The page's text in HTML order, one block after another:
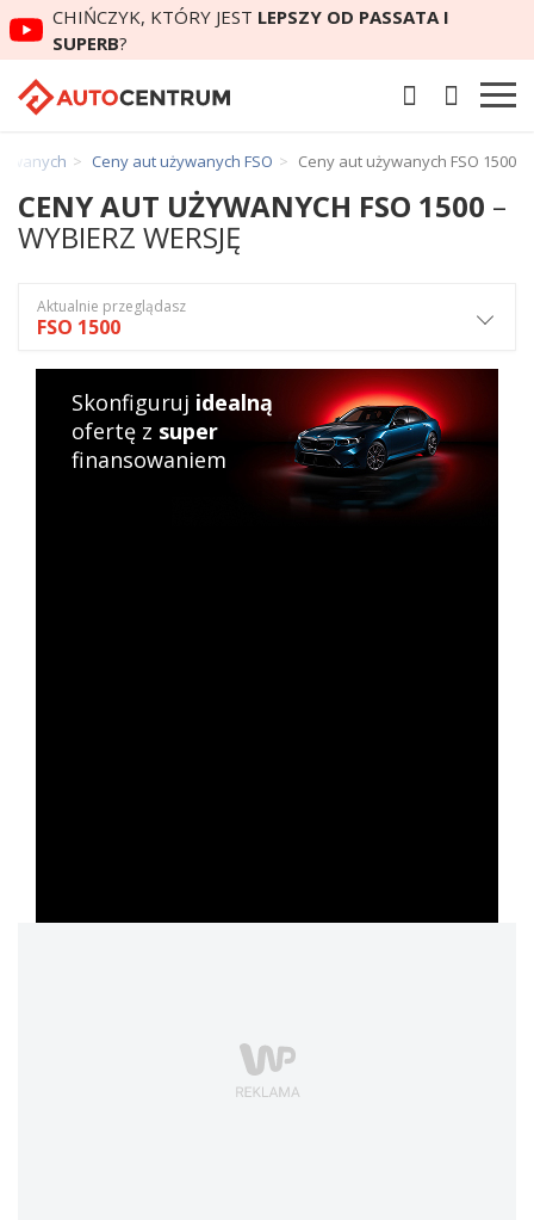
CHIŃCZYK, KTÓRY JEST LEPSZY OD PASSATA I
SUPERB?
Ceny aut używanych FSO Ceny aut używanych FSO 1500
CENY AUT UŻYWANYCH FSO 1500 –
WYBIERZ WERSJĘ
Aktualnie przeglądasz
FSO 1500
Skonfiguruj idealną
ofertę z super
finansowaniem